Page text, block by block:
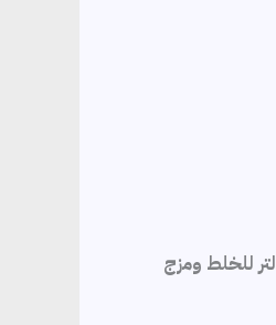
مزود بذراعي عجن وخفق وذراع شبك من الاستانلس الصحي عالي الجودة المطابق للمواصفات العالمية SS304 عجان بلاك آند وايت 12 لتر للخلط ومزج